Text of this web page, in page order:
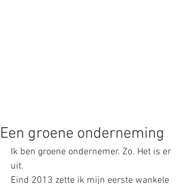
Een groene onderneming
Ik ben groene ondernemer. Zo. Het is er
uit.
Eind 2013 zette ik mijn eerste wankele